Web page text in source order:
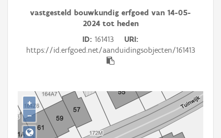
Waarneming
Gebeurtenis
Downloads
Hergebruik
vastgesteld bouwkundig erfgoed van 14-05-
2024tot heden
ID 161413
URI
https://id.erfgoed.net/aanduidingsobjecten/161413
+
−